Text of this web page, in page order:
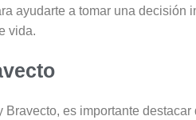
ayudarte a tomar una
vida.
Bravecto, es importante